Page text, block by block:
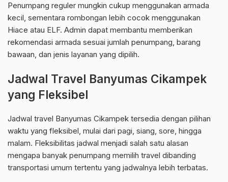
Penumpang reguler mungkin cukup menggunakan armada
kecil, sementara rombongan lebih cocok menggunakan
Hiace atau ELF. Admin dapat membantu memberikan
rekomendasi armada sesuai jumlah penumpang, barang
bawaan, dan jenis layanan yang dipilih.
Jadwal Travel Banyumas Cikampek
yang Fleksibel
Jadwal travel Banyumas Cikampek tersedia dengan pilihan
waktu yang fleksibel, mulai dari pagi, siang, sore, hingga
malam. Fleksibilitas jadwal menjadi salah satu alasan
mengapa banyak penumpang memilih travel dibanding
transportasi umum tertentu yang jadwalnya lebih terbatas.